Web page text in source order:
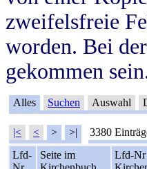
zweifelsfreie
worden. Bei
gekommen
Alles Suchen Auswahl
|< < > >| 3380
Lfd-
Seite im
Lfd-Nr